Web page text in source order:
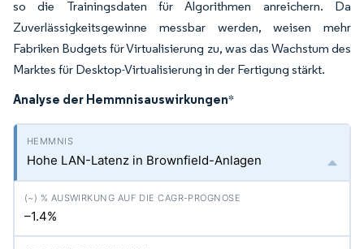
so die Trainingsdaten für Algorithmen anreichern. Da
Zuverlässigkeitsgewinne messbar werden, weisen mehr
Fabriken Budgets für Virtualisierung zu, was das Wachstum des
Marktes für Desktop-Virtualisierung in der Fertigung stärkt.
Analyse der Hemmnisauswirkungen*
Hohe LAN-Latenz in Brownfield-Anlagen
–1.4%